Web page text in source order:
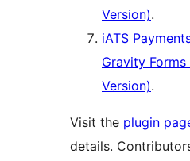
Version).
iATS
Gravity
Version).
Visit the plugin
details.